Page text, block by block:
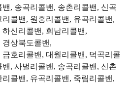
, 송곡리콜밴, 송촌리콜밴, 신곡
콜밴, 원흥리콜밴, 유곡리콜밴,
신리콜밴, 회남리콜밴,
경상북도콜밴,
호리콜밴, 대월리콜밴, 덕곡리콜
, 사벌리콜밴, 송곡리콜밴, 신촌
콜밴, 유곡리콜밴, 죽림리콜밴,